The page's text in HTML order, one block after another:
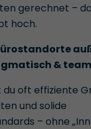
gerechnet –
hoch.
&
oft effiziente
und solide
– ohne